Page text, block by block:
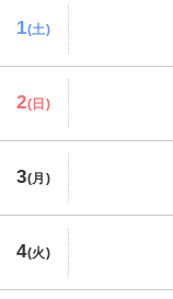
1(土)
2(日)
3(月)
4(火)